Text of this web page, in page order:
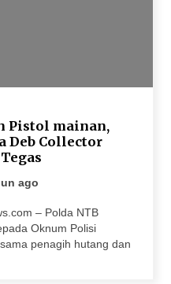
Pistol mainan,
Deb Collector
ago
– Polda NTB
Oknum Polisi
penagih hutang dan